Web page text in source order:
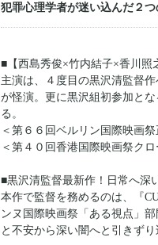
犯罪心理学者が迷い込んだ２
■【西島秀俊×竹内結子×香川
主演は、４度目の黒沢清監督
が怪演。更に黒沢組初参加と
る。
＜第６６回ベルリン国際映画
＜第４０回香港国際映画祭ク
■黒沢清監督最新作！日常へ深
本作で監督を務めるのは、『
ンヌ国際映画祭「ある視点」
と不安から深い闇へと引きず